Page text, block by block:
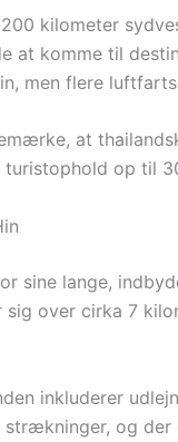
kilometer
at komme til
men flere
at
turistophold op til
sine lange,
over cirka 7
inkluderer
og der